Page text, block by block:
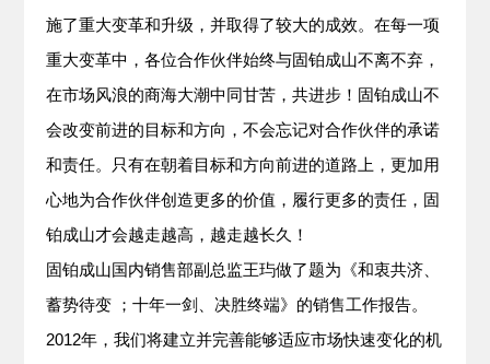
施了重大变革和升级，并取得了较大的成效。在每一项
重大变革中，各位合作伙伴始终与固铂成山不离不弃，
在市场风浪的商海大潮中同甘苦，共进步！固铂成山不
会改变前进的目标和方向，不会忘记对合作伙伴的承诺
和责任。只有在朝着目标和方向前进的道路上，更加用
心地为合作伙伴创造更多的价值，履行更多的责任，固
铂成山才会越走越高，越走越长久！
固铂成山国内销售部副总监王玙做了题为《和衷共济、
蓄势待变 ；十年一剑、决胜终端》的销售工作报告。
2012年，我们将建立并完善能够适应市场快速变化的机